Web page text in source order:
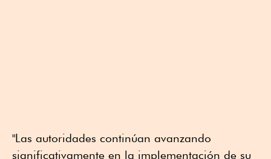
"Las autoridades continúan avanzando
significativamente en la implementación de su